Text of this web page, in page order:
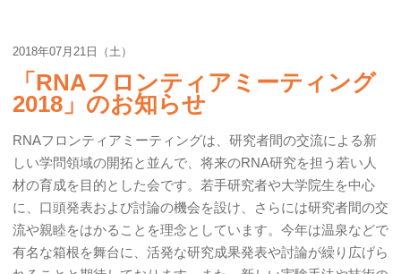
2018年07月21日（土）
「RNAフロンティアミーティング
2018」のお知らせ
RNAフロンティアミーティングは、研究者間の交流による新
しい学問領域の開拓と並んで、将来のRNA研究を担う若い人
材の育成を目的とした会です。若手研究者や大学院生を中心
に、口頭発表および討論の機会を設け、さらには研究者間の交
流や親睦をはかることを理念としています。今年は温泉などで
有名な箱根を舞台に、活発な研究成果発表や討論が繰り広げら